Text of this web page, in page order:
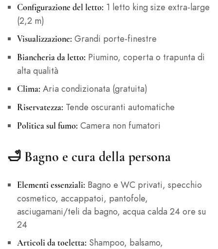
Configurazione del letto: 1 letto king size extra-large
(2,2 m)
Visualizzazione: Grandi porte-finestre
Biancheria da letto: Piumino, coperta o trapunta di
alta qualità
Clima: Aria condizionata (gratuita)
Riservatezza: Tende oscuranti automatiche
Politica sul fumo: Camera non fumatori
🛁 Bagno e cura della persona
Elementi essenziali: Bagno e WC privati, specchio
cosmetico, accappatoi, pantofole,
asciugamani/teli da bagno, acqua calda 24 ore su
24
Articoli da toeletta: Shampoo, balsamo,